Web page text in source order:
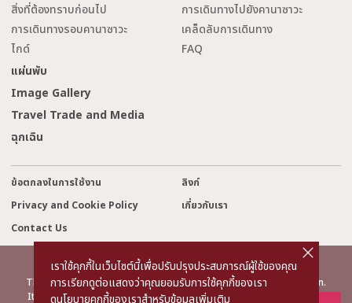
สิ่งที่ต้องทราบก่อนไป
การเดินทางไปยังคานาซาวะ
การเดินทางรอบคานาซาวะ
เคล็ดลับการเดินทาง
ไกด์
FAQ
แผ่นพับ
Image Gallery
Travel Trade and Media
ฉุกเฉิน
ข้อตกลงในการใช้งาน
ลิงก์
Privacy and Cookie Policy
เกี่ยวกับเรา
Contact Us
©2022 Kanazawa City Tourism Association.
The copyright for the Website contents is held by the Association.
It is forbidden to replicate or reprint the contents of the Website
เราใช้คุกกี้ในเว็บไซต์นี้เพื่อปรับปรุงประสบการณ์ผู้ใช้ของคุณ
การเรียกดูต่อแสดงว่าคุณยอมรับการใช้คุกกี้ของเรา
ดูนโยบายคุกกี้ของเราสำหรับข้อมูลเพิ่มเติม
o
s